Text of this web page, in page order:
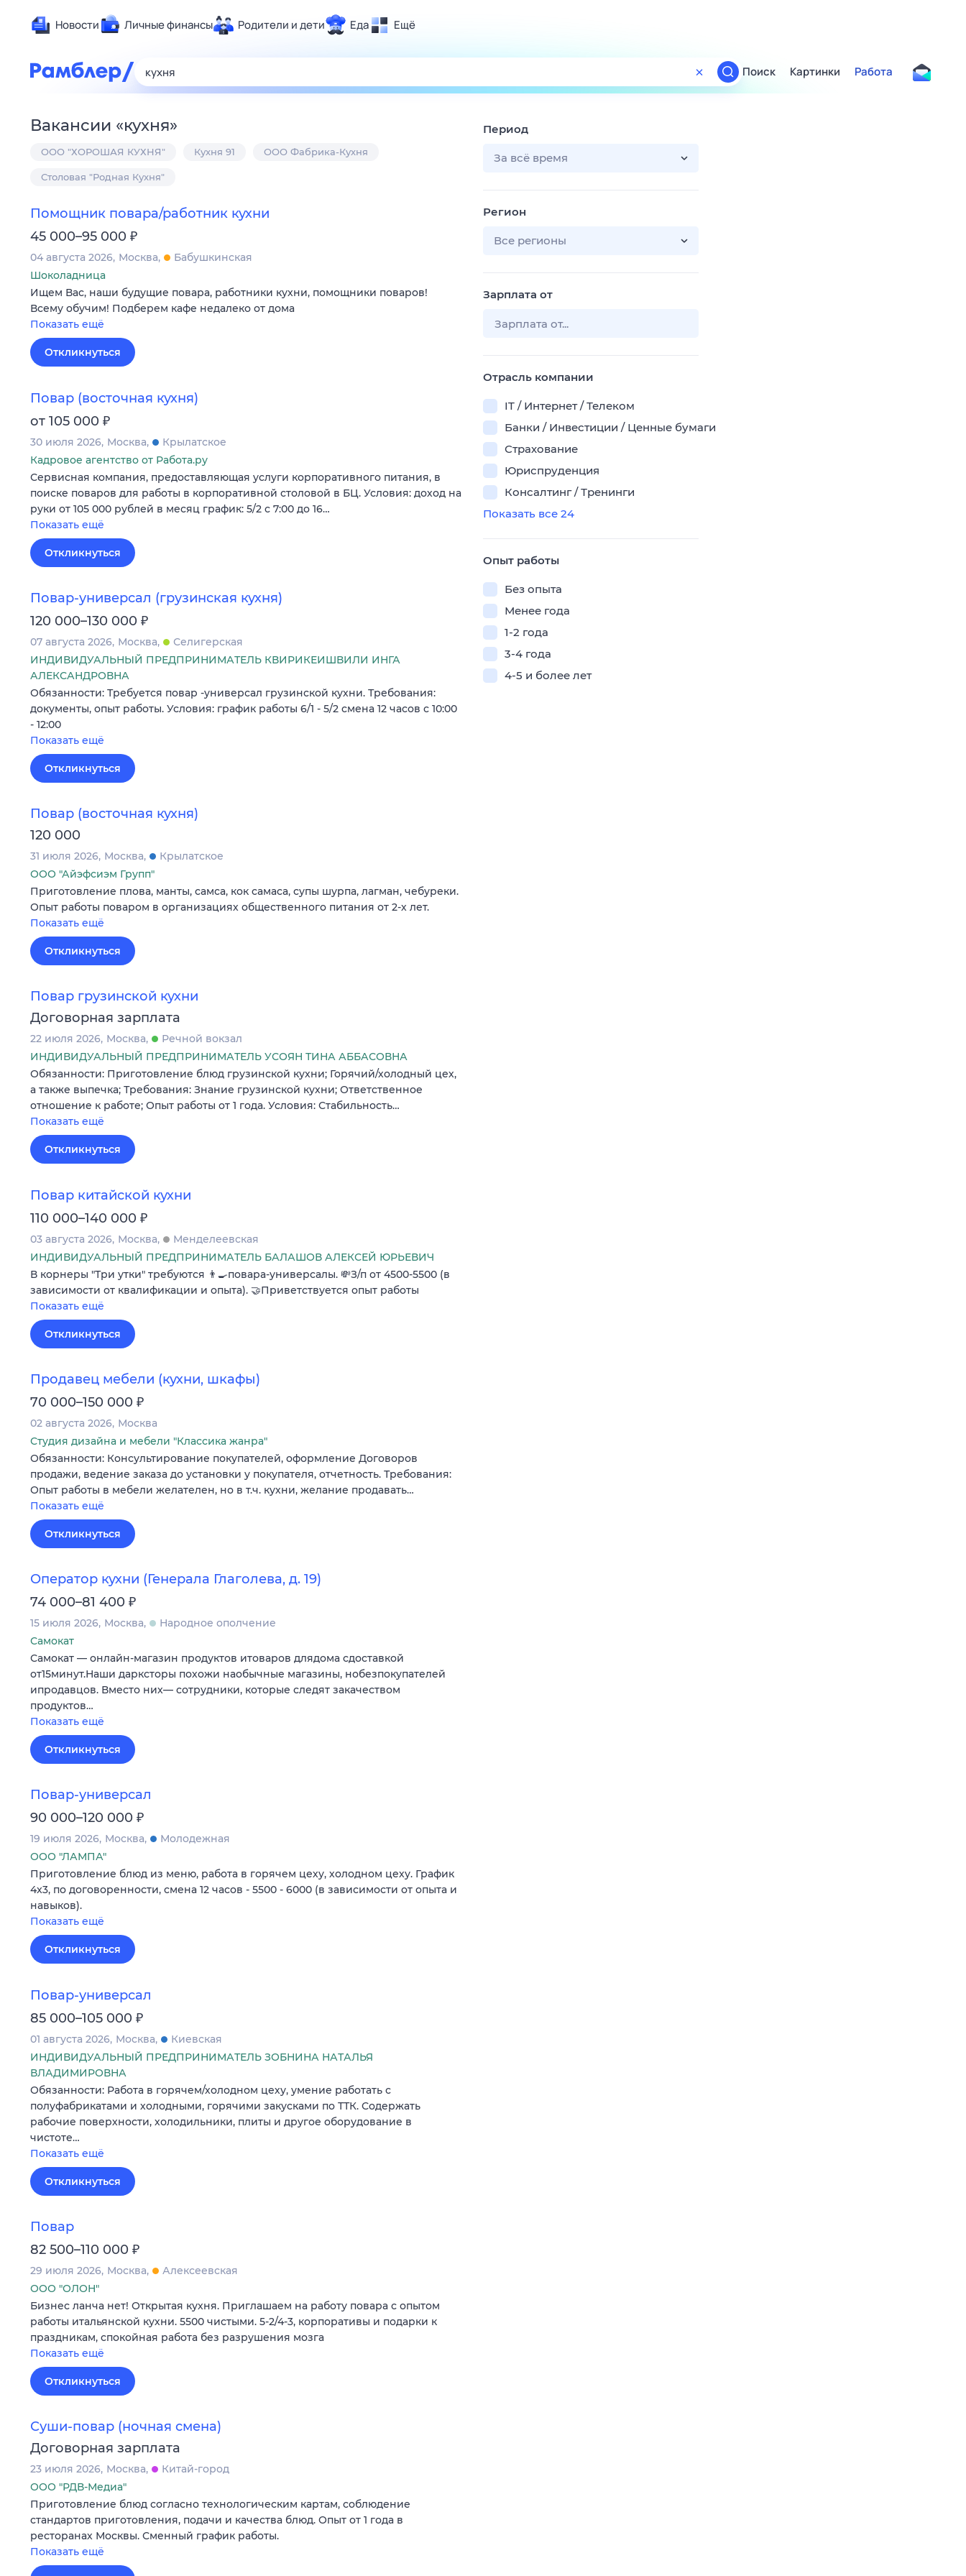
Новости Личные финансы Родители и дети Еда Ещё
Развлечения и отдых
Карьера
Жизненные ситуации
Поиск
ТВ-программа
Поиск Картинки Работа
Вакансии «кухня»
ООО "ХОРОШАЯ КУХНЯ" Кухня 91 ООО Фабрика-Кухня
Столовая "Родная Кухня"
Помощник повара/работник кухни
45 000–95 000 ₽
04 августа 2026 Москва
Бабушкинская
Шоколадница
Ищем Вас, наши будущие повара, работники кухни, помощники поваров!
Всему обучим! Подберем кафе недалеко от дома
Показать ещё
Откликнуться
Повар (восточная кухня)
от 105 000 ₽
30 июля 2026 Москва
Крылатское
Кадровое агентство от Работа.ру
Сервисная компания, предоставляющая услуги корпоративного питания, в
поиске поваров для работы в корпоративной столовой в БЦ. Условия: доход на
руки от 105 000 рублей в месяц график: 5/2 с 7:00 до 16…
Показать ещё
Откликнуться
Повар-универсал (грузинская кухня)
120 000–130 000 ₽
07 августа 2026 Москва
Селигерская
ИНДИВИДУАЛЬНЫЙ ПРЕДПРИНИМАТЕЛЬ КВИРИКЕИШВИЛИ ИНГА
АЛЕКСАНДРОВНА
Обязанности: Требуется повар -универсал грузинской кухни. Требования:
документы, опыт работы. Условия: график работы 6/1 - 5/2 смена 12 часов с 10:00
- 12:00
Показать ещё
Откликнуться
Повар (восточная кухня)
120 000
31 июля 2026 Москва
Крылатское
ООО "Айэфсиэм Групп"
Приготовление плова, манты, самса, кок самаса, супы шурпа, лагман, чебуреки.
Опыт работы поваром в организациях общественного питания от 2-х лет.
Показать ещё
Откликнуться
Повар грузинской кухни
Договорная зарплата
22 июля 2026 Москва
Речной вокзал
ИНДИВИДУАЛЬНЫЙ ПРЕДПРИНИМАТЕЛЬ УСОЯН ТИНА АББАСОВНА
Обязанности: Приготовление блюд грузинской кухни; Горячий/холодный цех,
а также выпечка; Требования: Знание грузинской кухни; Ответственное
отношение к работе; Опыт работы от 1 года. Условия: Стабильность…
Показать ещё
Откликнуться
Повар китайской кухни
110 000–140 000 ₽
03 августа 2026 Москва
Менделеевская
ИНДИВИДУАЛЬНЫЙ ПРЕДПРИНИМАТЕЛЬ БАЛАШОВ АЛЕКСЕЙ ЮРЬЕВИЧ
В корнеры "Три утки" требуются 👨‍🍳повара-универсалы. 💸З/п от 4500-5500 (в
зависимости от квалификации и опыта). 🤝Приветствуется опыт работы
Показать ещё
Откликнуться
Продавец мебели (кухни, шкафы)
70 000–150 000 ₽
02 августа 2026 Москва
Студия дизайна и мебели "Классика жанра"
Обязанности: Консультирование покупателей, оформление Договоров
продажи, ведение заказа до установки у покупателя, отчетность. Требования:
Опыт работы в мебели желателен, но в т.ч. кухни, желание продавать…
Показать ещё
Откликнуться
Оператор кухни (Генерала Глаголева, д. 19)
74 000–81 400 ₽
15 июля 2026 Москва
Народное ополчение
Самокат
Самокат — онлайн-магазин продуктов итоваров длядома сдоставкой
от15минут.Наши дарксторы похожи наобычные магазины, нобезпокупателей
ипродавцов. Вместо них— сотрудники, которые следят закачеством
продуктов…
Показать ещё
Откликнуться
Повар-универсал
90 000–120 000 ₽
19 июля 2026 Москва
Молодежная
ООО "ЛАМПА"
Приготовление блюд из меню, работа в горячем цеху, холодном цеху. График
4x3, по договоренности, смена 12 часов - 5500 - 6000 (в зависимости от опыта и
навыков).
Показать ещё
Откликнуться
Повар-универсал
85 000–105 000 ₽
01 августа 2026 Москва
Киевская
ИНДИВИДУАЛЬНЫЙ ПРЕДПРИНИМАТЕЛЬ ЗОБНИНА НАТАЛЬЯ
ВЛАДИМИРОВНА
Обязанности: Работа в горячем/холодном цеху, умение работать с
полуфабрикатами и холодными, горячими закусками по ТТК. Содержать
рабочие поверхности, холодильники, плиты и другое оборудование в
чистоте…
Показать ещё
Откликнуться
Повар
82 500–110 000 ₽
29 июля 2026 Москва
Алексеевская
ООО "ОЛОН"
Бизнес ланча нет! Открытая кухня. Приглашаем на работу повара с опытом
работы итальянской кухни. 5500 чистыми. 5-2/4-3, корпоративы и подарки к
праздникам, спокойная работа без разрушения мозга
Показать ещё
Откликнуться
Суши-повар (ночная смена)
Договорная зарплата
23 июля 2026 Москва
Китай-город
ООО "РДВ-Медиа"
Приготовление блюд согласно технологическим картам, соблюдение
стандартов приготовления, подачи и качества блюд. Опыт от 1 года в
ресторанах Москвы. Сменный график работы.
Показать ещё
Период
За всё время
Регион
Все регионы
Зарплата от
Отрасль компании
IT / Интернет / Телеком
Банки / Инвестиции / Ценные бумаги
Страхование
Юриспруденция
Консалтинг / Тренинги
Показать все 24
Опыт работы
Без опыта
Менее года
1-2 года
3-4 года
4-5 и более лет